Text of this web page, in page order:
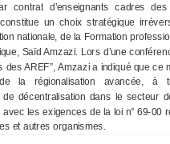
contrat d’enseignants cadres
un choix stratégique
nationale, de la Formation
Saïd Amzazi. Lors d’une
des AREF”, Amzazi a indiqué que ce
la régionalisation avancée, à
décentralisation dans le secteur
les exigences de la loi n° 69-00
et autres organismes.